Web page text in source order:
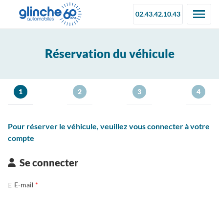
02.43.42.10.43
Réservation du véhicule
1 2 3 4
Pour réserver le véhicule, veuillez vous connecter à votre
compte
Se connecter
E-mail